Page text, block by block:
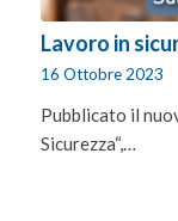
Lavoro in
16 Ottobre 2023
Pubblicato il
Sicurezza“,…